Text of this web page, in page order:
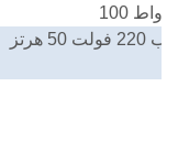
100 واط
220 فولت 50 هرتز